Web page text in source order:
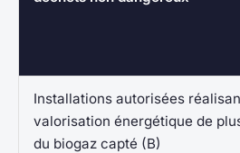
Installations autorisées
valorisation énergétique de
du biogaz capté (B)